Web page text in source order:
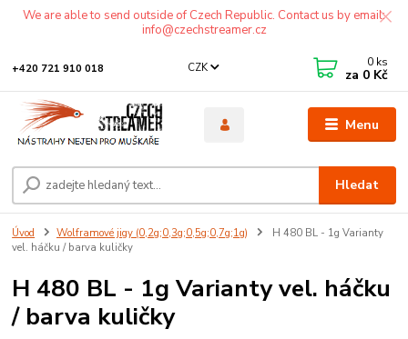
We are able to send outside of Czech Republic. Contact us by email:
info@czechstreamer.cz
Menu
CZK
Hledat
+420 721 910 018 0 ks
za 0 Kč
Úvod Wolframové jigy (0,2g;0,3g;0,5g;0,7g;1g)
H 480 BL - 1g Varianty
vel. háčku / barva kuličky
H 480 BL - 1g Varianty vel. háčku
/ barva kuličky